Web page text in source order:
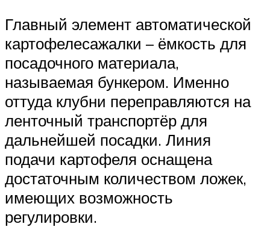
Главный элемент автоматической
картофелесажалки – ёмкость для
посадочного материала,
называемая бункером. Именно
оттуда клубни переправляются на
ленточный транспортёр для
дальнейшей посадки. Линия
подачи картофеля оснащена
достаточным количеством ложек,
имеющих возможность
регулировки.